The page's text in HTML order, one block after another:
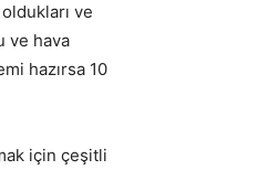
ve
ve hava
hazırsa 10
için çeşitli